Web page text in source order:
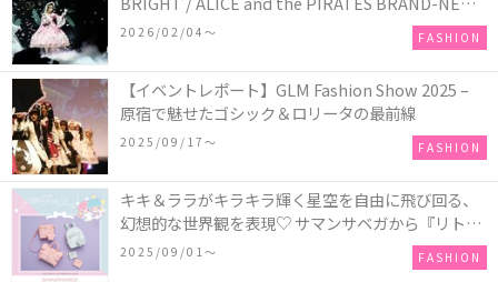
COLLECTION in TOKYO
2026/02/04〜 FASHION
【イベントレポート】GLM Fashion Show 2025 –
原宿で魅せたゴシック＆ロリータの最前線
2025/09/17〜 FASHION
キキ＆ララがキラキラ輝く星空を自由に飛び回る、
幻想的な世界観を表現♡ サマンサベガから『リトル
ツインスターズ』50周年アニバーサリーイヤー』を
2025/09/01〜 FASHION